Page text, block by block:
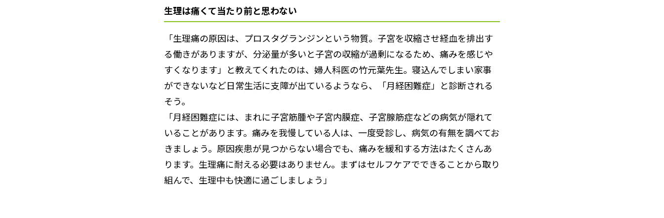
生理は痛くて当たり前と思わない
「生理痛の原因は、プロスタグランジンという物質。子宮を収縮させ経血を排出す
る働きがありますが、分泌量が多いと子宮の収縮が過剰になるため、痛みを感じや
すくなります」と教えてくれたのは、婦人科医の竹元葉先生。寝込んでしまい家事
ができないなど日常生活に支障が出ているようなら、「月経困難症」と診断される
そう。
「月経困難症には、まれに子宮筋腫や子宮内膜症、子宮腺筋症などの病気が隠れて
いることがあります。痛みを我慢している人は、一度受診し、病気の有無を調べてお
きましょう。原因疾患が見つからない場合でも、痛みを緩和する方法はたくさんあ
ります。生理痛に耐える必要はありません。まずはセルフケアでできることから取り
組んで、生理中も快適に過ごしましょう」